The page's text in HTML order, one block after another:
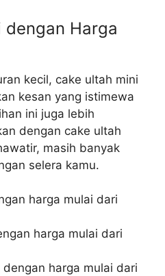
dengan Harga
kecil, cake ultah mini
kesan yang istimewa
ini juga lebih
dengan cake ultah
masih banyak
selera kamu.
harga mulai dari
harga mulai dari
harga mulai dari